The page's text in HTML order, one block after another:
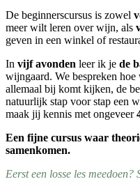
De beginnerscursus is zowel
meer wilt leren over wijn, als
geven in een winkel of
In vijf avonden leer ik je de
wijngaard. We bespreken
allemaal bij komt kijken, de
natuurlijk stap voor stap een
maak jij kennis met ongeveer
Een fijne cursus waar
samenkomen.
Eerst een losse les